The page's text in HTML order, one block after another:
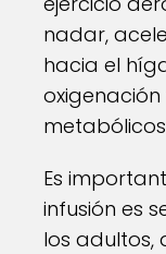
nadar,
hacia el
oxigenación
Es
infusión es
los adultos,